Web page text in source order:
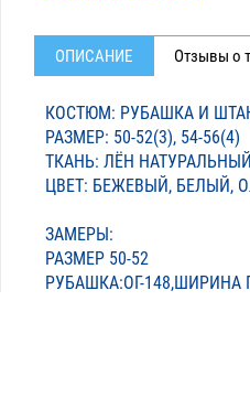
ОПИСАНИЕ Отзывы о
КОСТЮМ: РУБАШКА И
РАЗМЕР: 50-52(3), 54-56(4)
ТКАНЬ: ЛЁН НАТУРАЛЬНЫЙ
ЦВЕТ: БЕЖЕВЫЙ, БЕЛЫЙ,
ЗАМЕРЫ:
РАЗМЕР 50-52
РУБАШКА:ОГ-148,ШИРИНА